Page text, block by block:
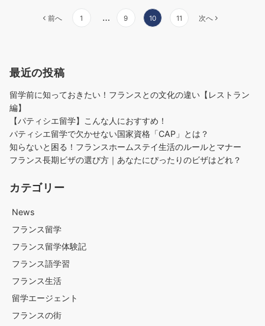
ー
ジ
送
り
前へ 1 … 9 10 11 次へ
最近の投稿
留学前に知っておきたい！フランスとの文化の違い【レストラン
編】
【パティシエ留学】こんな人におすすめ！
パティシエ留学で欠かせない国家資格「CAP」とは？
知らないと困る！フランスホームステイ生活のルールとマナー
フランス長期ビザの選び方｜あなたにぴったりのビザはどれ？
カテゴリー
News
フランス留学
フランス留学体験記
フランス語学習
フランス生活
留学エージェント
フランスの街